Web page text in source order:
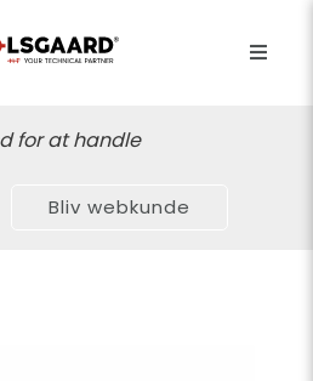
for at handle
Bliv webkunde